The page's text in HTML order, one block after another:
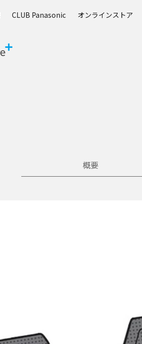
CLUB Panasonic オンラインストア
概要